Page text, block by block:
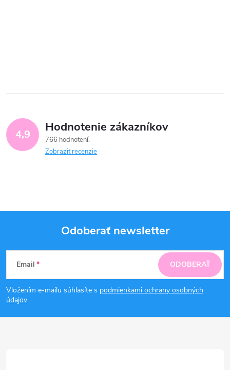
4,9 Hodnotenie zákazníkov
766 hodnotení
Zobraziť recenzie
Z
á
p
Odoberať newsletter
Email
Vložením e-mailu súhlasíte s podmienkami ochrany osobných
údajov
ODOBERAŤ